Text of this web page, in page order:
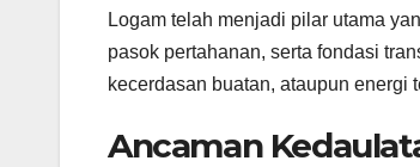
Logam telah menjadi pilar utama
pasok pertahanan, serta fondasi
kecerdasan buatan, ataupun energi
Ancaman